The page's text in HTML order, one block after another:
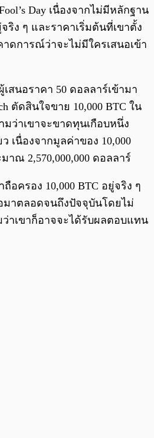
Day เนื่องจากไม่มีหลักฐาน
จริง ๆ และราคาเริ่มต้นที่เขาตั้ง
าดการณ์ว่าจะไม่มีใครเสนอเข้า
สนอราคา 50 ดอลลาร์เข้ามา
ตัดสินใจขาย 10,000 BTC ใน
ว่าเขาจะขาดทุนเกือบหนึ่ง
เนื่องจากมูลค่าของ 10,000
าณ 2,570,000,000 ดอลลาร์
อครอง 10,000 BTC อยู่จริง ๆ
าตลอดจนถึงปัจจุบันโดยไม่
าเขาก็อาจจะได้รับผลตอบแทน